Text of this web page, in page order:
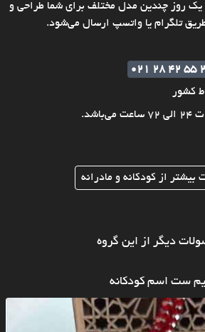
روز چندین مدل مختلف برای شما طراحی و
تلگرام یا واتسپ ارسال می‌شود.
021 28 42 55
کشور
بیشتر از کودکانه و مادرانه
دیگر از این گروه
ست اسم کودکانه